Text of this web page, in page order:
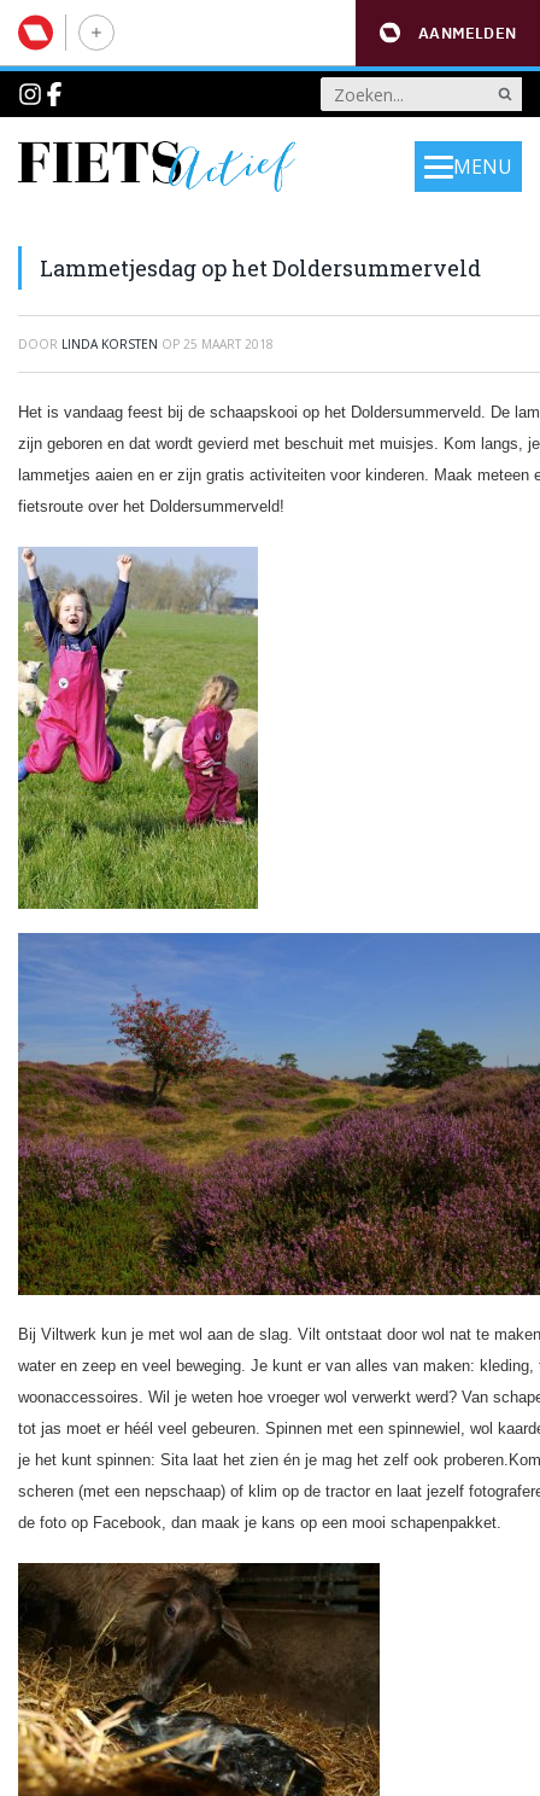
AANMELDEN
MENU
Lammetjesdag op het Doldersummerveld
DOOR LINDA KORSTEN OP 25 MAART 2018
Het is vandaag feest bij de schaapskooi op het Doldersummerveld. De
zijn geboren en dat wordt gevierd met beschuit met muisjes. Kom langs,
lammetjes aaien en er zijn gratis activiteiten voor kinderen. Maak meteen
fietsroute over het Doldersummerveld!
Bij Viltwerk kun je met wol aan de slag. Vilt ontstaat door wol nat te
water en zeep en veel beweging. Je kunt er van alles van maken: kleding,
woonaccessoires. Wil je weten hoe vroeger wol verwerkt werd? Van
tot jas moet er héél veel gebeuren. Spinnen met een spinnewiel, wol
je het kunt spinnen: Sita laat het zien én je mag het zelf ook proberen.
scheren (met een nepschaap) of klim op de tractor en laat jezelf
de foto op Facebook, dan maak je kans op een mooi schapenpakket.